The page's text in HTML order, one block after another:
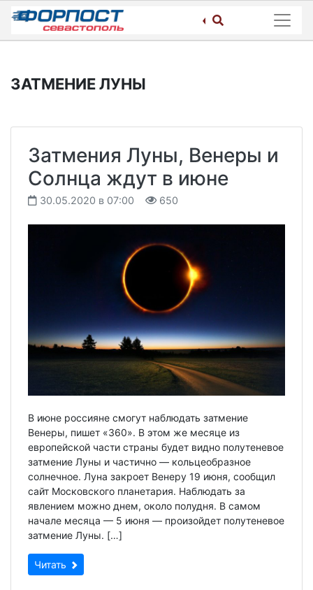
Skip
content
ЗАТМЕНИЕ ЛУНЫ
Затмения Луны, Венеры и
Солнца ждут в июне
30.05.2020 в 07:00 650
В июне россияне смогут наблюдать затмение
Венеры, пишет «360». В этом же месяце из
европейской части страны будет видно полутеневое
затмение Луны и частично — кольцеобразное
солнечное. Луна закроет Венеру 19 июня, сообщил
сайт Московского планетария. Наблюдать за
явлением можно днем, около полудня. В самом
начале месяца — 5 июня — произойдет полутеневое
затмение Луны. […]
Читать